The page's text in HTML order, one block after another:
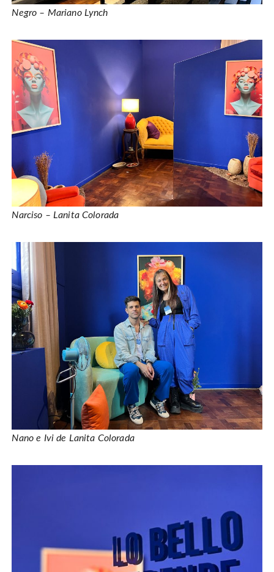
Negro – Mariano Lynch
Narciso – Lanita Colorada
Nano e Ivi de Lanita Colorada